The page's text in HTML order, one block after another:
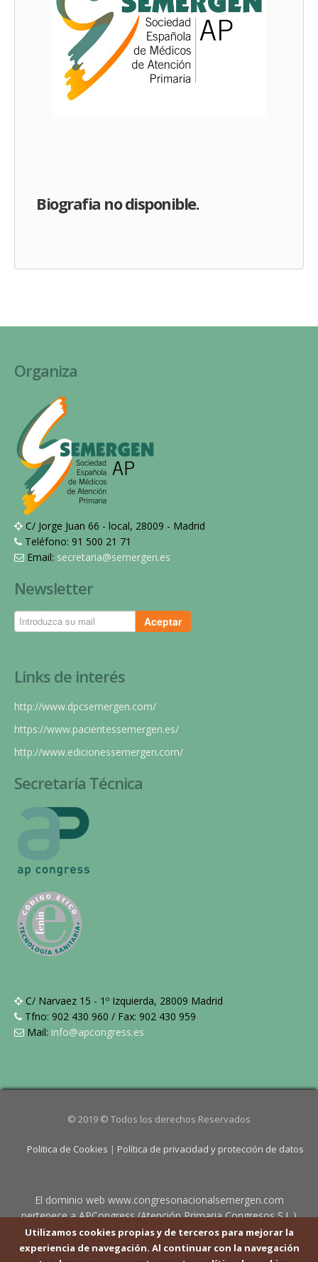
Biografia no disponible.
Organiza
C/ Jorge Juan 66 - local, 28009 - Madrid
Teléfono: 91 500 21 71
Email: secretaria@semergen.es
Newsletter
Aceptar
Links de interés
http://www.dpcsemergen.com/
https://www.pacientessemergen.es/
http://www.edicionessemergen.com/
Secretaría Técnica
C/ Narvaez 15 - 1º Izquierda, 28009 Madrid
Tfno: 902 430 960 / Fax: 902 430 959
Mail: info@apcongress.es
© 2019 © Todos los derechos Reservados
Politica de Cookies | Política de privacidad y protección de datos
El dominio web www.congresonacionalsemergen.com
pertenece a APCongress (Atención Primaria Congresos S.L.)
con CIF B84678051, y domicilio en C/Narváez 15, 1º Izda. ,
28009 Madrid. Pueden contactar en info@apcongress.es .
Utilizamos cookies propias y de terceros para mejorar la
experiencia de navegación. Al continuar con la navegación